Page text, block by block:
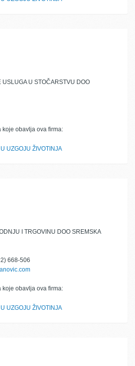
USLUGA U STOČARSTVU DOO
koje obavlja ova firma:
UZGOJU ŽIVOTINJA
I TRGOVINU DOO SREMSKA
668-506
koje obavlja ova firma:
UZGOJU ŽIVOTINJA